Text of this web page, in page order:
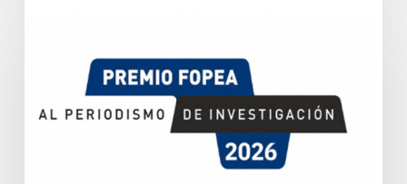
convocatoria
para